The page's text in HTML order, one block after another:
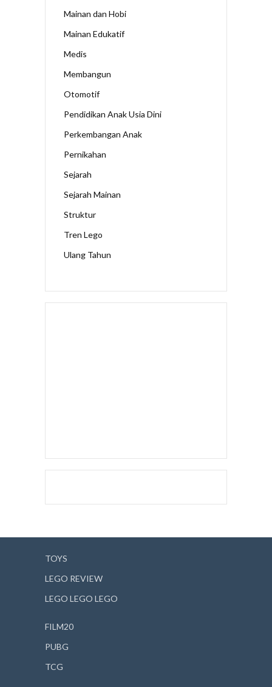
Mainan dan Hobi
Mainan Edukatif
Medis
Membangun
Otomotif
Pendidikan Anak Usia Dini
Perkembangan Anak
Pernikahan
Sejarah
Sejarah Mainan
Struktur
Tren Lego
Ulang Tahun
TOYS
LEGO REVIEW
LEGO LEGO LEGO
FILM20
PUBG
TCG